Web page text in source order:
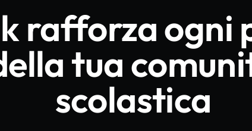
rafforza ogni
tua
scolastica